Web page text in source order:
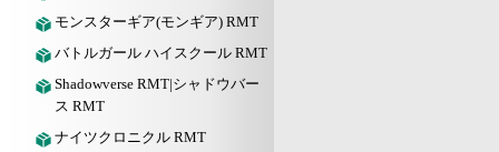
モンスターギア(モンギア) RMT
バトルガール ハイスクール RMT
Shadowverse RMT|シャドウバー
ス RMT
ナイツクロニクル RMT